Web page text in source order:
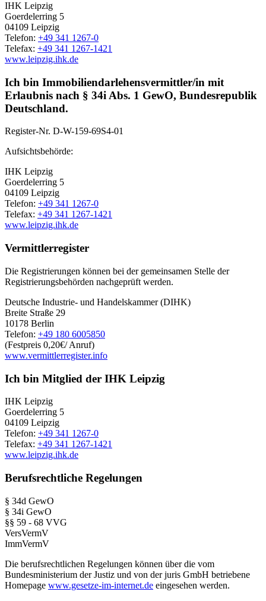
IHK Leipzig
Goerdelerring 5
04109 Leipzig
Telefon: +49 341 1267-0
Telefax: +49 341 1267-1421
www.leipzig.ihk.de
Ich bin Immobiliendarlehensvermittler/in mit
Erlaubnis nach § 34i Abs. 1 GewO, Bundesrepublik
Deutschland.
Register-Nr. D-W-159-69S4-01
Aufsichtsbehörde:
IHK Leipzig
Goerdelerring 5
04109 Leipzig
Telefon: +49 341 1267-0
Telefax: +49 341 1267-1421
www.leipzig.ihk.de
Vermittlerregister
Die Registrierungen können bei der gemeinsamen Stelle der
Registrierungsbehörden nachgeprüft werden.
Deutsche Industrie- und Handelskammer (DIHK)
Breite Straße 29
10178 Berlin
Telefon: +49 180 6005850
(Festpreis 0,20€/ Anruf)
www.vermittlerregister.info
Ich bin Mitglied der IHK Leipzig
IHK Leipzig
Goerdelerring 5
04109 Leipzig
Telefon: +49 341 1267-0
Telefax: +49 341 1267-1421
www.leipzig.ihk.de
Berufsrechtliche Regelungen
§ 34d GewO
§ 34i GewO
§§ 59 - 68 VVG
VersVermV
ImmVermV
Die berufsrechtlichen Regelungen können über die vom
Bundesministerium der Justiz und von der juris GmbH betriebene
Homepage www.gesetze-im-internet.de eingesehen werden.